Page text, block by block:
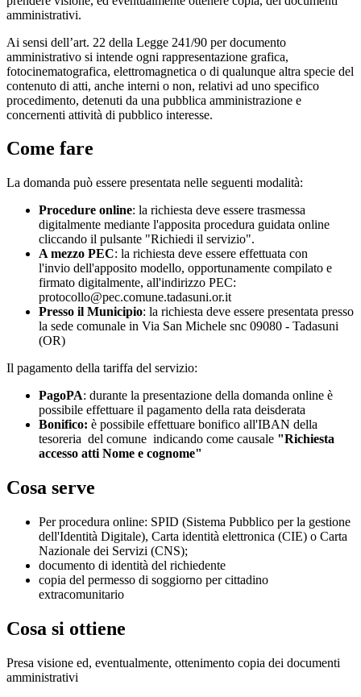
amministrativi.
Ai sensi dell’art. 22 della Legge 241/90 per documento
amministrativo si intende ogni rappresentazione grafica,
fotocinematografica, elettromagnetica o di qualunque altra specie del
contenuto di atti, anche interni o non, relativi ad uno specifico
procedimento, detenuti da una pubblica amministrazione e
concernenti attività di pubblico interesse.
Come fare
La domanda può essere presentata nelle seguenti modalità:
Procedure online: la richiesta deve essere trasmessa
digitalmente mediante l'apposita procedura guidata online
cliccando il pulsante "Richiedi il servizio".
A mezzo PEC: la richiesta deve essere effettuata con
l'invio dell'apposito modello, opportunamente compilato e
firmato digitalmente, all'indirizzo PEC:
protocollo@pec.comune.tadasuni.or.it
Presso il Municipio: la richiesta deve essere presentata presso
la sede comunale in Via San Michele snc 09080 - Tadasuni
(OR)
Il pagamento della tariffa del servizio:
PagoPA: durante la presentazione della domanda online è
possibile effettuare il pagamento della rata deisderata
Bonifico: è possibile effettuare bonifico all'IBAN della
tesoreria del comune indicando come causale "Richiesta
accesso atti Nome e cognome"
Cosa serve
Per procedura online: SPID (Sistema Pubblico per la gestione
dell'Identità Digitale), Carta identità elettronica (CIE) o Carta
Nazionale dei Servizi (CNS);
documento di identità del richiedente
copia del permesso di soggiorno per cittadino
extracomunitario
Cosa si ottiene
Presa visione ed, eventualmente, ottenimento copia dei documenti
amministrativi